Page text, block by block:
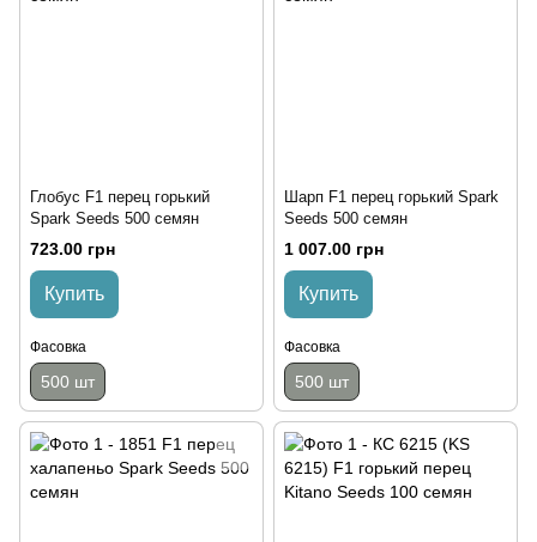
Глобус F1 перец горький
Spark Seeds 500 семян
723.00 грн
Купить
Фасовка
500 шт
Шарп F1 перец горький Spark
Seeds 500 семян
1 007.00 грн
Купить
Фасовка
500 шт